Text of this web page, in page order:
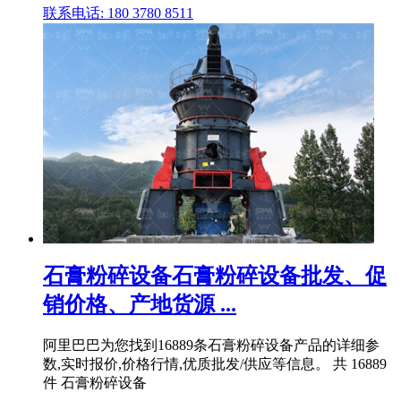
联系电话: 180 3780 8511
石膏粉碎设备石膏粉碎设备批发、促
销价格、产地货源 ...
阿里巴巴为您找到16889条石膏粉碎设备产品的详细参
数,实时报价,价格行情,优质批发/供应等信息。 共 16889
件 石膏粉碎设备